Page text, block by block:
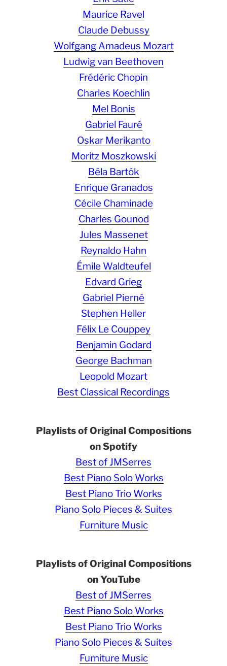
Maurice Ravel
Claude Debussy
Wolfgang Amadeus Mozart
Ludwig van Beethoven
Frédéric Chopin
Charles Koechlin
Mel Bonis
Gabriel Fauré
Oskar Merikanto
Moritz Moszkowski
Béla Bartók
Enrique Granados
Cécile Chaminade
Charles Gounod
Jules Massenet
Reynaldo Hahn
Émile Waldteufel
Edvard Grieg
Gabriel Pierné
Stephen Heller
Félix Le Couppey
Benjamin Godard
George Bachman
Leopold Mozart
Best Classical Recordings
Playlists of Original Compositions
on Spotify
Best of JMSerres
Best Piano Solo Works
Best Piano Trio Works
Piano Solo Pieces & Suites
Furniture Music
Playlists of Original Compositions
on YouTube
Best of JMSerres
Best Piano Solo Works
Best Piano Trio Works
Piano Solo Pieces & Suites
Furniture Music